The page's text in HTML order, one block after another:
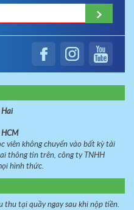
Hai
HCM
viên không chuyển vào bất kỳ tài
thông tin trên, công ty TNHH
hình thức.
thu tại quầy ngay sau khi nộp tiền.